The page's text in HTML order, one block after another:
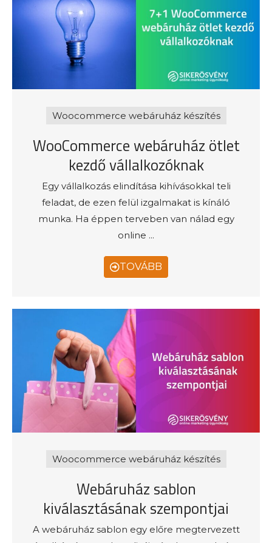
Woocommerce webáruház készítés
WooCommerce webáruház ötlet
kezdő vállalkozóknak
Egy vállalkozás elindítása kihívásokkal teli
feladat, de ezen felül izgalmakat is kínáló
munka. Ha éppen terveben van nálad egy
online ...
TOVÁBB
Woocommerce webáruház készítés
Webáruház sablon
kiválasztásának szempontjai
A webáruház sablon egy előre megtervezett